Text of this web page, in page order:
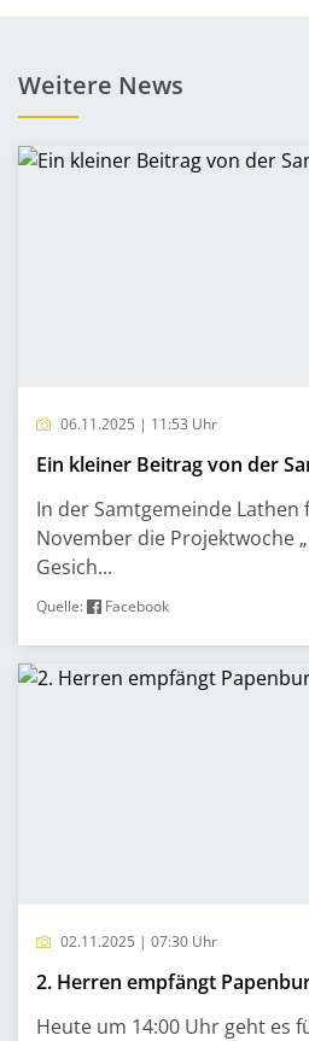
Weitere News
06.11.2025 | 11:53 Uhr
Ein kleiner Beitrag von der
In der Samtgemeinde Lathen
November die Projektwoche
Gesich...
Quelle: Facebook
02.11.2025 | 07:30 Uhr
2. Herren empfängt
Heute um 14:00 Uhr geht es